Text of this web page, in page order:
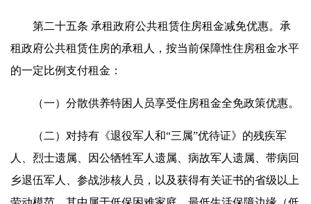
第二十五条 承租政府公共租赁住房租金减免优惠。承
租政府公共租赁住房的承租人，按当前保障性住房租金水平
的一定比例支付租金：
（一）分散供养特困人员享受住房租金全免政策优惠。
（二）对持有《退役军人和“三属”优待证》的残疾军
人、烈士遗属、因公牺牲军人遗属、病故军人遗属、带病回
乡退伍军人、参战涉核人员，以及获得有关证书的省级以上